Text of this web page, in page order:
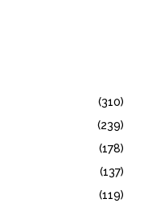
(310)
(239)
(178)
(137)
(119)